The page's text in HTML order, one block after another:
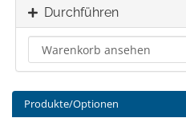
Durchführen
Produkte/Optionen